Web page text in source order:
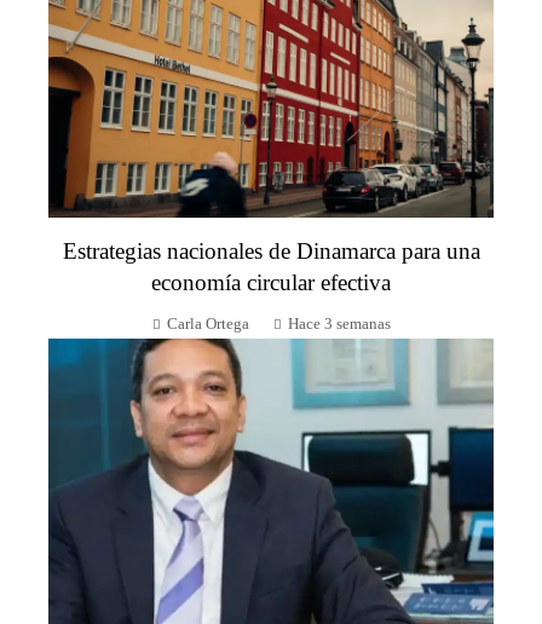
Estrategias nacionales de Dinamarca para una
economía circular efectiva
Carla Ortega Hace 3 semanas